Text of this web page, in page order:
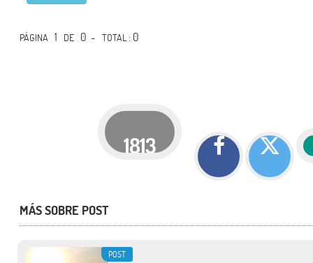
PÁGINA 1 DE 0 -TOTAL: 0
1813
MÁS SOBRE POST
POST